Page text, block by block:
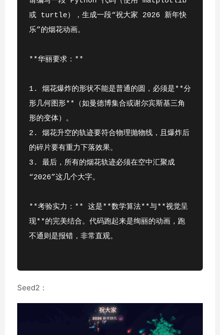
或 turtle），生成一段“祝大家 2026 新年快
乐”的烟花动画。
**华丽要求：**
1. 烟花爆炸的形状不能是普通的圆，必须是**分
形几何图形**（如曼德博集合或谢尔宾斯基三角
形的变体）。
2. 烟花升空的轨迹要符合物理抛物线，且爆炸后
的碎片要有重力下落效果。
3. 最后，所有的烟花轨迹必须在空中汇聚成
“2026”这几个大字。
**考验实力：** 这是**数学算法**与**视觉呈
现**的完美结合。代码跑起来是绚丽的动画，跑
不通则是报错，非常直观。
Seed2：